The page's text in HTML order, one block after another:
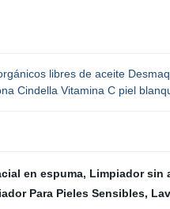
libres de aceite
Cindella Vitamina C piel
en espuma, Limpiador sin
Para Pieles Sensibles,